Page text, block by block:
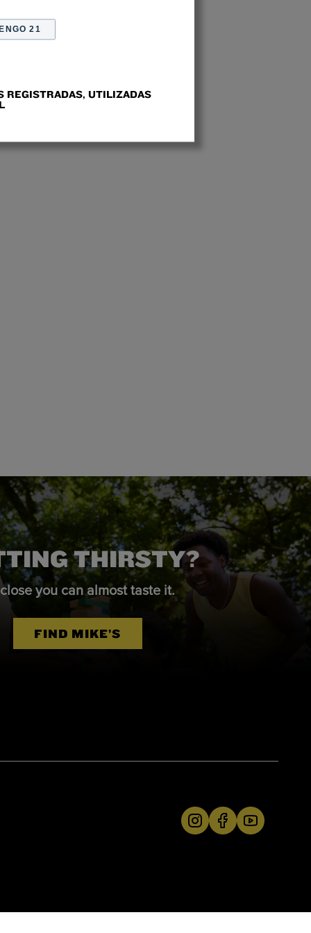
21
REGISTRADAS, UTILIZADAS
THIRSTY?
you can almost taste it.
FIND MIKE’S